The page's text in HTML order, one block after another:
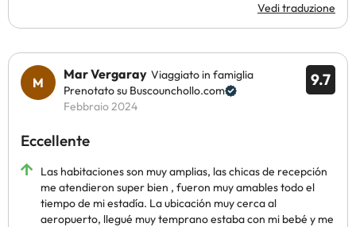
Vedi traduzione
9.7
Mar Vergaray Viaggiato in famiglia
Prenotato su Buscounchollo.com
Febbraio 2024
Eccellente
Las habitaciones son muy amplias, las chicas de recepción
me atendieron super bien , fueron muy amables todo el
tiempo de mi estadía. La ubicación muy cerca al
aeropuerto, llegué muy temprano estaba con mi bebé y me